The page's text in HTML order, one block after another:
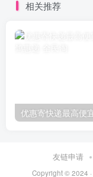
相关推荐
友链申请
Copyright © 2024 ·